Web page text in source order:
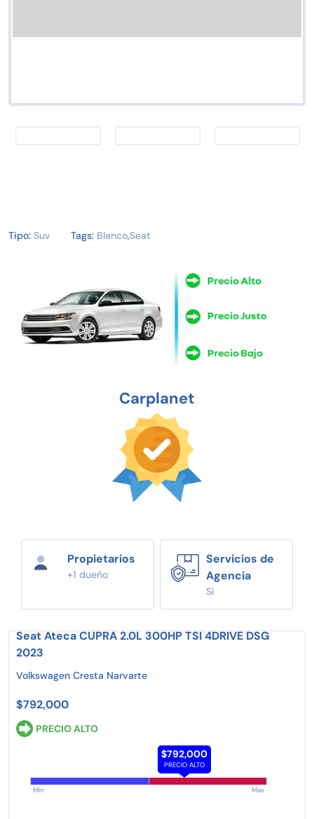
Tipo: Suv Tags: Blanco,Seat
Carplanet
Propietarios
+1 dueño
Servicios de
Agencia
Si
Seat Ateca CUPRA 2.0L 300HP TSI 4DRIVE DSG
2023
Volkswagen Cresta Narvarte
$792,000
PRECIO ALTO
$792,000
PRECIO ALTO
Min Max